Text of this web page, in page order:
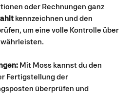
oder Rechnungen ganz
kennzeichnen und den
um eine volle Kontrolle über
Mit Moss kannst du den
Fertigstellung der
überprüfen und